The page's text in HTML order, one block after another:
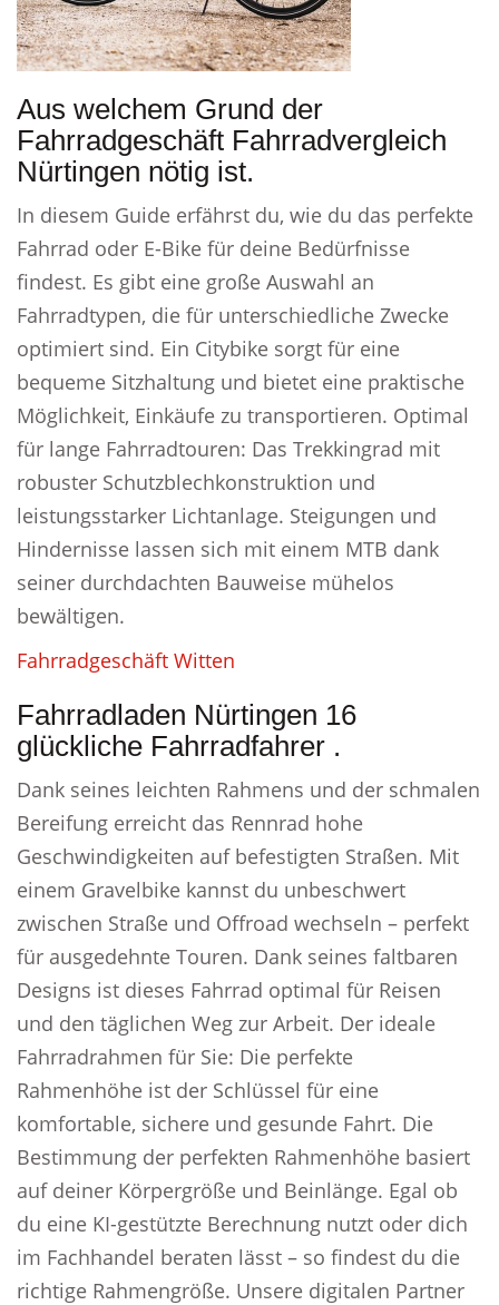
Aus welchem Grund der
Fahrradgeschäft Fahrradvergleich
Nürtingen nötig ist.
In diesem Guide erfährst du, wie du das perfekte
Fahrrad oder E-Bike für deine Bedürfnisse
findest. Es gibt eine große Auswahl an
Fahrradtypen, die für unterschiedliche Zwecke
optimiert sind. Ein Citybike sorgt für eine
bequeme Sitzhaltung und bietet eine praktische
Möglichkeit, Einkäufe zu transportieren. Optimal
für lange Fahrradtouren: Das Trekkingrad mit
robuster Schutzblechkonstruktion und
leistungsstarker Lichtanlage. Steigungen und
Hindernisse lassen sich mit einem MTB dank
seiner durchdachten Bauweise mühelos
bewältigen.
Fahrradgeschäft Witten
Fahrradladen Nürtingen 16
glückliche Fahrradfahrer .
Dank seines leichten Rahmens und der schmalen
Bereifung erreicht das Rennrad hohe
Geschwindigkeiten auf befestigten Straßen. Mit
einem Gravelbike kannst du unbeschwert
zwischen Straße und Offroad wechseln – perfekt
für ausgedehnte Touren. Dank seines faltbaren
Designs ist dieses Fahrrad optimal für Reisen
und den täglichen Weg zur Arbeit. Der ideale
Fahrradrahmen für Sie: Die perfekte
Rahmenhöhe ist der Schlüssel für eine
komfortable, sichere und gesunde Fahrt. Die
Bestimmung der perfekten Rahmenhöhe basiert
auf deiner Körpergröße und Beinlänge. Egal ob
du eine KI-gestützte Berechnung nutzt oder dich
im Fachhandel beraten lässt – so findest du die
richtige Rahmengröße. Unsere digitalen Partner